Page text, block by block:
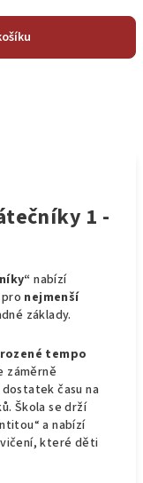
1 -
nabízí
nejmenší
základy.
tempo
záměrně
času na
Škola se drží
a nabízí
které děti